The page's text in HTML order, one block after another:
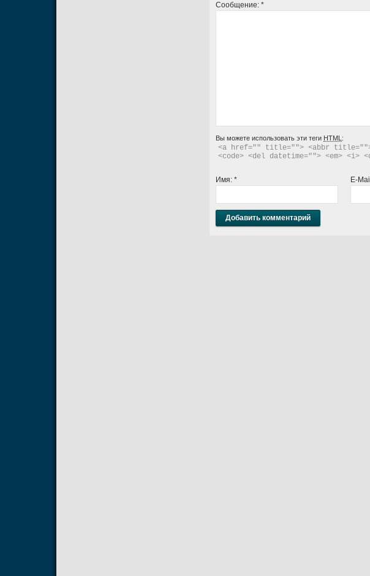
Сообщение: *
Вы можете использовать эти теги HTML :
<a href="" title=""> <abbr title="">
<code> <del datetime=""> <em>
Имя: * E-